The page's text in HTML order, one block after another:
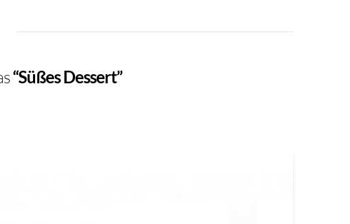
“Süßes Dessert”